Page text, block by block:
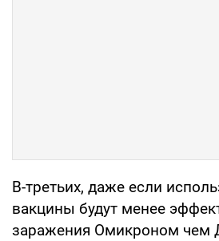
В-третьих, даже если
вакцины будут менее
заражения Омикроном чем